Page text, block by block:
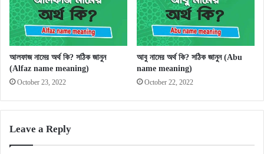
আলফাজ নামের অর্থ কি? সঠিক জানুন
(Alfaz name meaning)
October 23, 2022
আবু নামের অর্থ কি? সঠিক জানুন (Abu
name meaning)
October 22, 2022
Leave a Reply